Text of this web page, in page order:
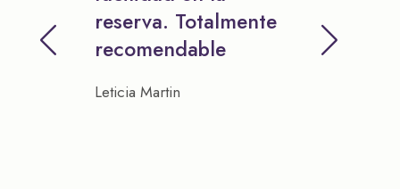
reserva. Totalmente
recomendable
Leticia Martin